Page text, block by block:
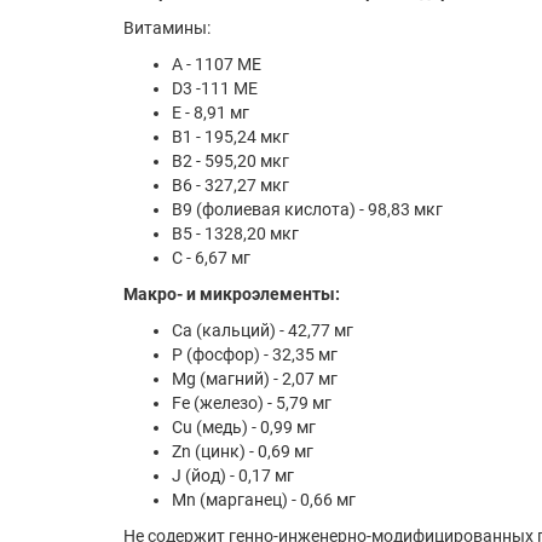
Витамины:
А - 1107 МЕ
D3 -111 МЕ
Е - 8,91 мг
В1 - 195,24 мкг
В2 - 595,20 мкг
В6 - 327,27 мкг
В9 (фолиевая кислота) - 98,83 мкг
В5 - 1328,20 мкг
С - 6,67 мг
Макро- и микроэлементы:
Ca (кальций) - 42,77 мг
P (фосфор) - 32,35 мг
Mg (магний) - 2,07 мг
Fe (железо) - 5,79 мг
Cu (медь) - 0,99 мг
Zn (цинк) - 0,69 мг
J (йод) - 0,17 мг
Mn (марганец) - 0,66 мг
Не содержит генно-инженерно-модифицированных